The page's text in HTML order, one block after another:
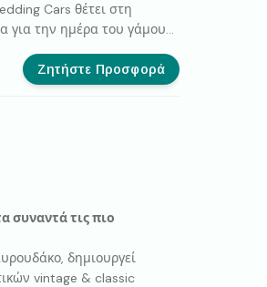
Cars θέτει στη
για την ημέρα του γάμου
ιστορικά αυτοκίνητα για
σας μοναδική και
Ζητήστε Προσφορά
συναντά τις πιο
δημιουργεί
vintage & classic